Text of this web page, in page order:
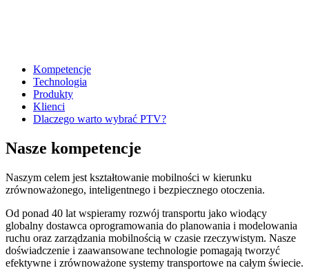
Kompetencje
Technologia
Produkty
Klienci
Dlaczego warto wybrać PTV?
Nasze kompetencje
Naszym celem jest kształtowanie mobilności w kierunku
zrównoważonego, inteligentnego i bezpiecznego otoczenia.
Od ponad 40 lat wspieramy rozwój transportu jako wiodący
globalny dostawca oprogramowania do planowania i modelowania
ruchu oraz zarządzania mobilnością w czasie rzeczywistym. Nasze
doświadczenie i zaawansowane technologie pomagają tworzyć
efektywne i zrównoważone systemy transportowe na całym świecie.